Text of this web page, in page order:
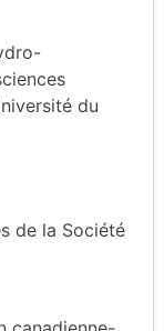
du
de la Société